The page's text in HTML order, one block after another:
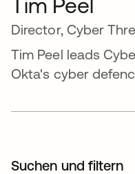
Tim Peel
Director, Cyber
Tim Peel leads
Okta's cyber
Suchen und filtern